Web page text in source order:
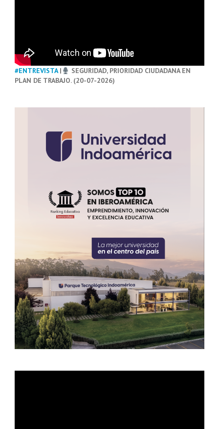
#ENTREVISTA|
SEGURIDAD, PRIORIDAD CIUDADANA EN
PLAN DE TRABAJO. (20-07-2026)